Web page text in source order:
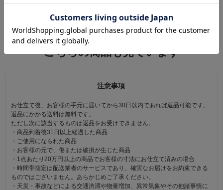
関連カテゴリ： 和装肌着 インナー 肌着
この商品を見た人は
こちらの商品も見ています
注意事項
お仕立て後、お客様の手元に届いてから30日以内であれば返品可能です。
返品にかかる送料は無料です。
ただし次に該当するものは返品をお受けできません。
・商品到着後31日以上経過した商品
・ご使用になられた商品
・お客様の元で、傷または破損が生じた商品
・1点あたり20万円以上の商品でお客様の寸法にお仕立て済みの場合
・時間帯指定は配送業者のサービスであり、確実なお届けをお約束できる
ものではございません。あらかじめご了承ください。
・天災・事故などによる交通渋滞や物量増加、異常気象やその他諸事情に